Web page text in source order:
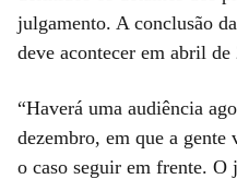
julgamento. A conclusão
deve acontecer em abril de
“Haverá uma audiência
dezembro, em que a gente
o caso seguir em frente. O